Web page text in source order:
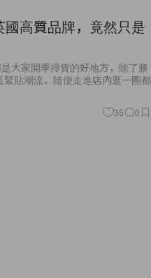
高質品牌，竟然只是
大家開季掃貨的好地方，除了勝
貼潮流，隨便走進店內逛一圈都
35 0